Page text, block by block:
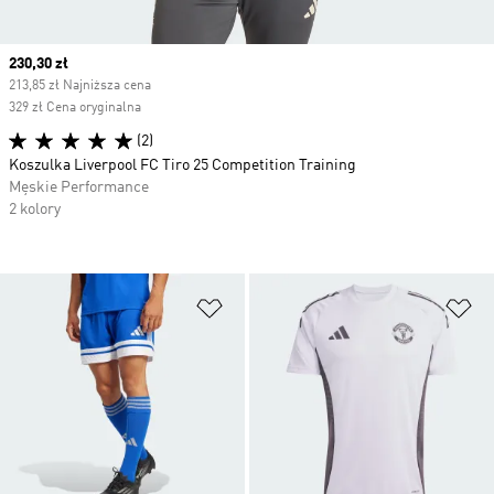
Dodaj do listy życzeń
Current price
230,30 zł
213,85 zł Najniższa cena
329 zł Cena oryginalna
(2)
Koszulka Liverpool FC Tiro 25 Competition Training
Męskie Performance
2 kolory